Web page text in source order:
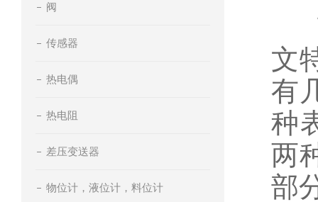
文
有
种
两
部
阀
传感器
热电偶
热电阻
差压变送器
物位计，液位计，料位计